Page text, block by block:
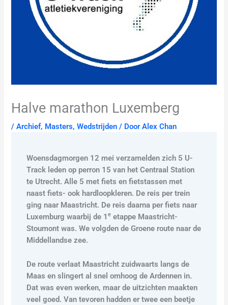
Halve marathon Luxemberg
/Archief, Masters,Wedstrijden / DoorAlex Chan
Woensdagmorgen 12 mei verzamelden zich 5 U-
Track leden op perron 15 van het Centraal Station
te Utrecht. Alle 5 met fiets en fietstassen met
naast fiets- ook hardloopkleren. De reis per trein
ging naar Maastricht. De reis daarna per fiets naar
Luxemburg waarbij de 1e etappe Maastricht-
Stoumont was. We volgden de Groene route naar de
Middellandse zee.
De route verlaat Maastricht zuidwaarts langs de
Maas en slingert al snel omhoog de Ardennen in.
Dat was even werken, maar de uitzichten maakten
veel goed. Van tevoren hadden er twee een beetje